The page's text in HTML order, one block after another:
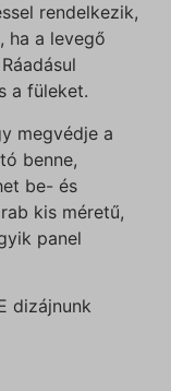
rendelkezik,
ha a levegő
a füleket.
megvédje a
benne,
be- és
kis méretű,
panel
dizájnunk